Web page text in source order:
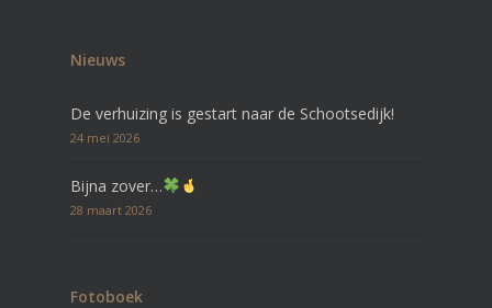
Nieuws
De verhuizing is gestart naar de Schootsedijk!
24 mei 2026
Bijna zover…
28 maart 2026
Fotoboek